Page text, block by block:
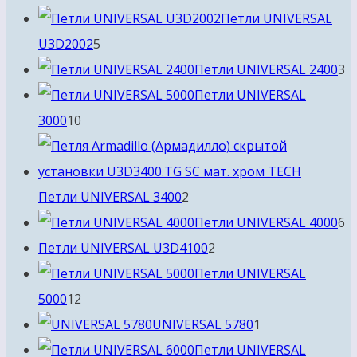
товаровПетли UNIVERSAL
U3D20025
товаров
Петли UNIVERSAL 24003
Петли UNIVERSAL
300010
товаров
Петли UNIVERSAL 34002
товара
Петли UNIVERSAL 40006
Петли UNIVERSAL U3D41002
товара
Петли UNIVERSAL
500012
товаров
UNIVERSAL 57801
товар
Петли UNIVERSAL